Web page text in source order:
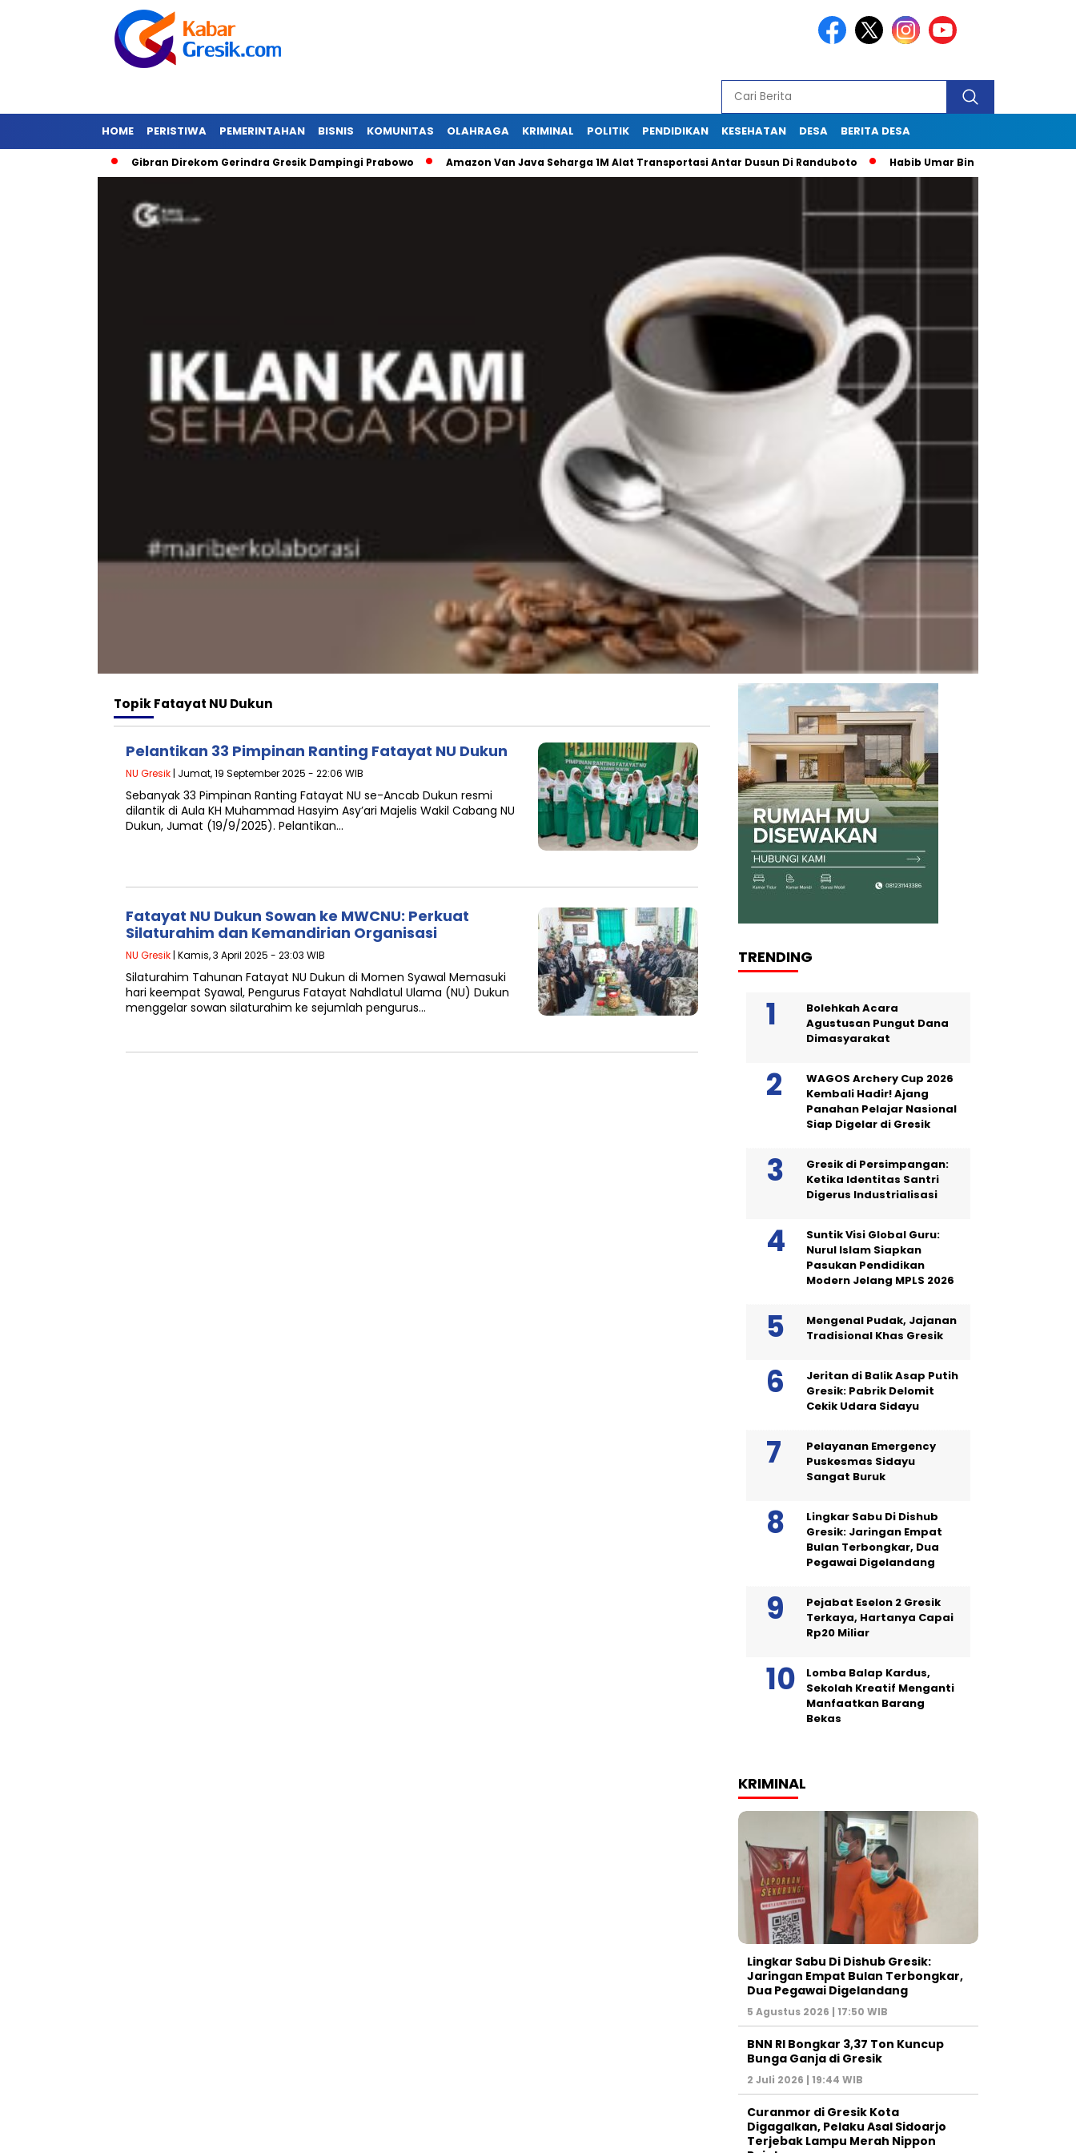
HOME PERISTIWA PEMERINTAHAN BISNIS KOMUNITAS OLAHRAGA KRIMINAL POLITIK PENDIDIKAN KESEHATAN DESA BERITA DESA
Gibran Direkom Gerindra Gresik Dampingi Prabowo Amazon Van Java Seharga 1M Alat Transportasi Antar Dusun Di Randuboto Habib Umar Bin Hafidz Ingatkan Warga
TopikFatayat NU Dukun
Pelantikan 33 Pimpinan Ranting Fatayat NU Dukun
NU Gresik | Jumat, 19 September 2025 - 22:06 WIB
Sebanyak 33 Pimpinan Ranting Fatayat NU se-Ancab Dukun resmi
dilantik di Aula KH Muhammad Hasyim Asy’ari Majelis Wakil Cabang NU
Dukun, Jumat (19/9/2025). Pelantikan…
Fatayat NU Dukun Sowan ke MWCNU: Perkuat
Silaturahim dan Kemandirian Organisasi
NU Gresik | Kamis, 3 April 2025 - 23:03 WIB
Silaturahim Tahunan Fatayat NU Dukun di Momen Syawal Memasuki
hari keempat Syawal, Pengurus Fatayat Nahdlatul Ulama (NU) Dukun
menggelar sowan silaturahim ke sejumlah pengurus…
TRENDING
Bolehkah Acara
Agustusan Pungut Dana
Dimasyarakat
WAGOS Archery Cup 2026
Kembali Hadir! Ajang
Panahan Pelajar Nasional
Siap Digelar di Gresik
Gresik di Persimpangan:
Ketika Identitas Santri
Digerus Industrialisasi
Suntik Visi Global Guru:
Nurul Islam Siapkan
Pasukan Pendidikan
Modern Jelang MPLS 2026
Mengenal Pudak, Jajanan
Tradisional Khas Gresik
Jeritan di Balik Asap Putih
Gresik: Pabrik Delomit
Cekik Udara Sidayu
Pelayanan Emergency
Puskesmas Sidayu
Sangat Buruk
Lingkar Sabu Di Dishub
Gresik: Jaringan Empat
Bulan Terbongkar, Dua
Pegawai Digelandang
Pejabat Eselon 2 Gresik
Terkaya, Hartanya Capai
Rp20 Miliar
Lomba Balap Kardus,
Sekolah Kreatif Menganti
Manfaatkan Barang
Bekas
KRIMINAL
Lingkar Sabu Di Dishub Gresik:
Jaringan Empat Bulan Terbongkar,
Dua Pegawai Digelandang
5 Agustus 2026 | 17:50 WIB
BNN RI Bongkar 3,37 Ton Kuncup
Bunga Ganja di Gresik
2 Juli 2026 | 19:44 WIB
Curanmor di Gresik Kota
Digagalkan, Pelaku Asal Sidoarjo
Terjebak Lampu Merah Nippon